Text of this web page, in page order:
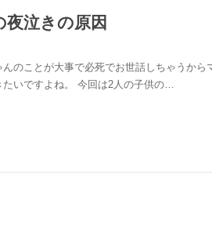
夜泣きの原因
のことが大事で必死でお世話しちゃうから
たいですよね。 今回は2人の子供の…